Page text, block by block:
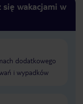
się wakacjami w
dodatkowego
i wypadków